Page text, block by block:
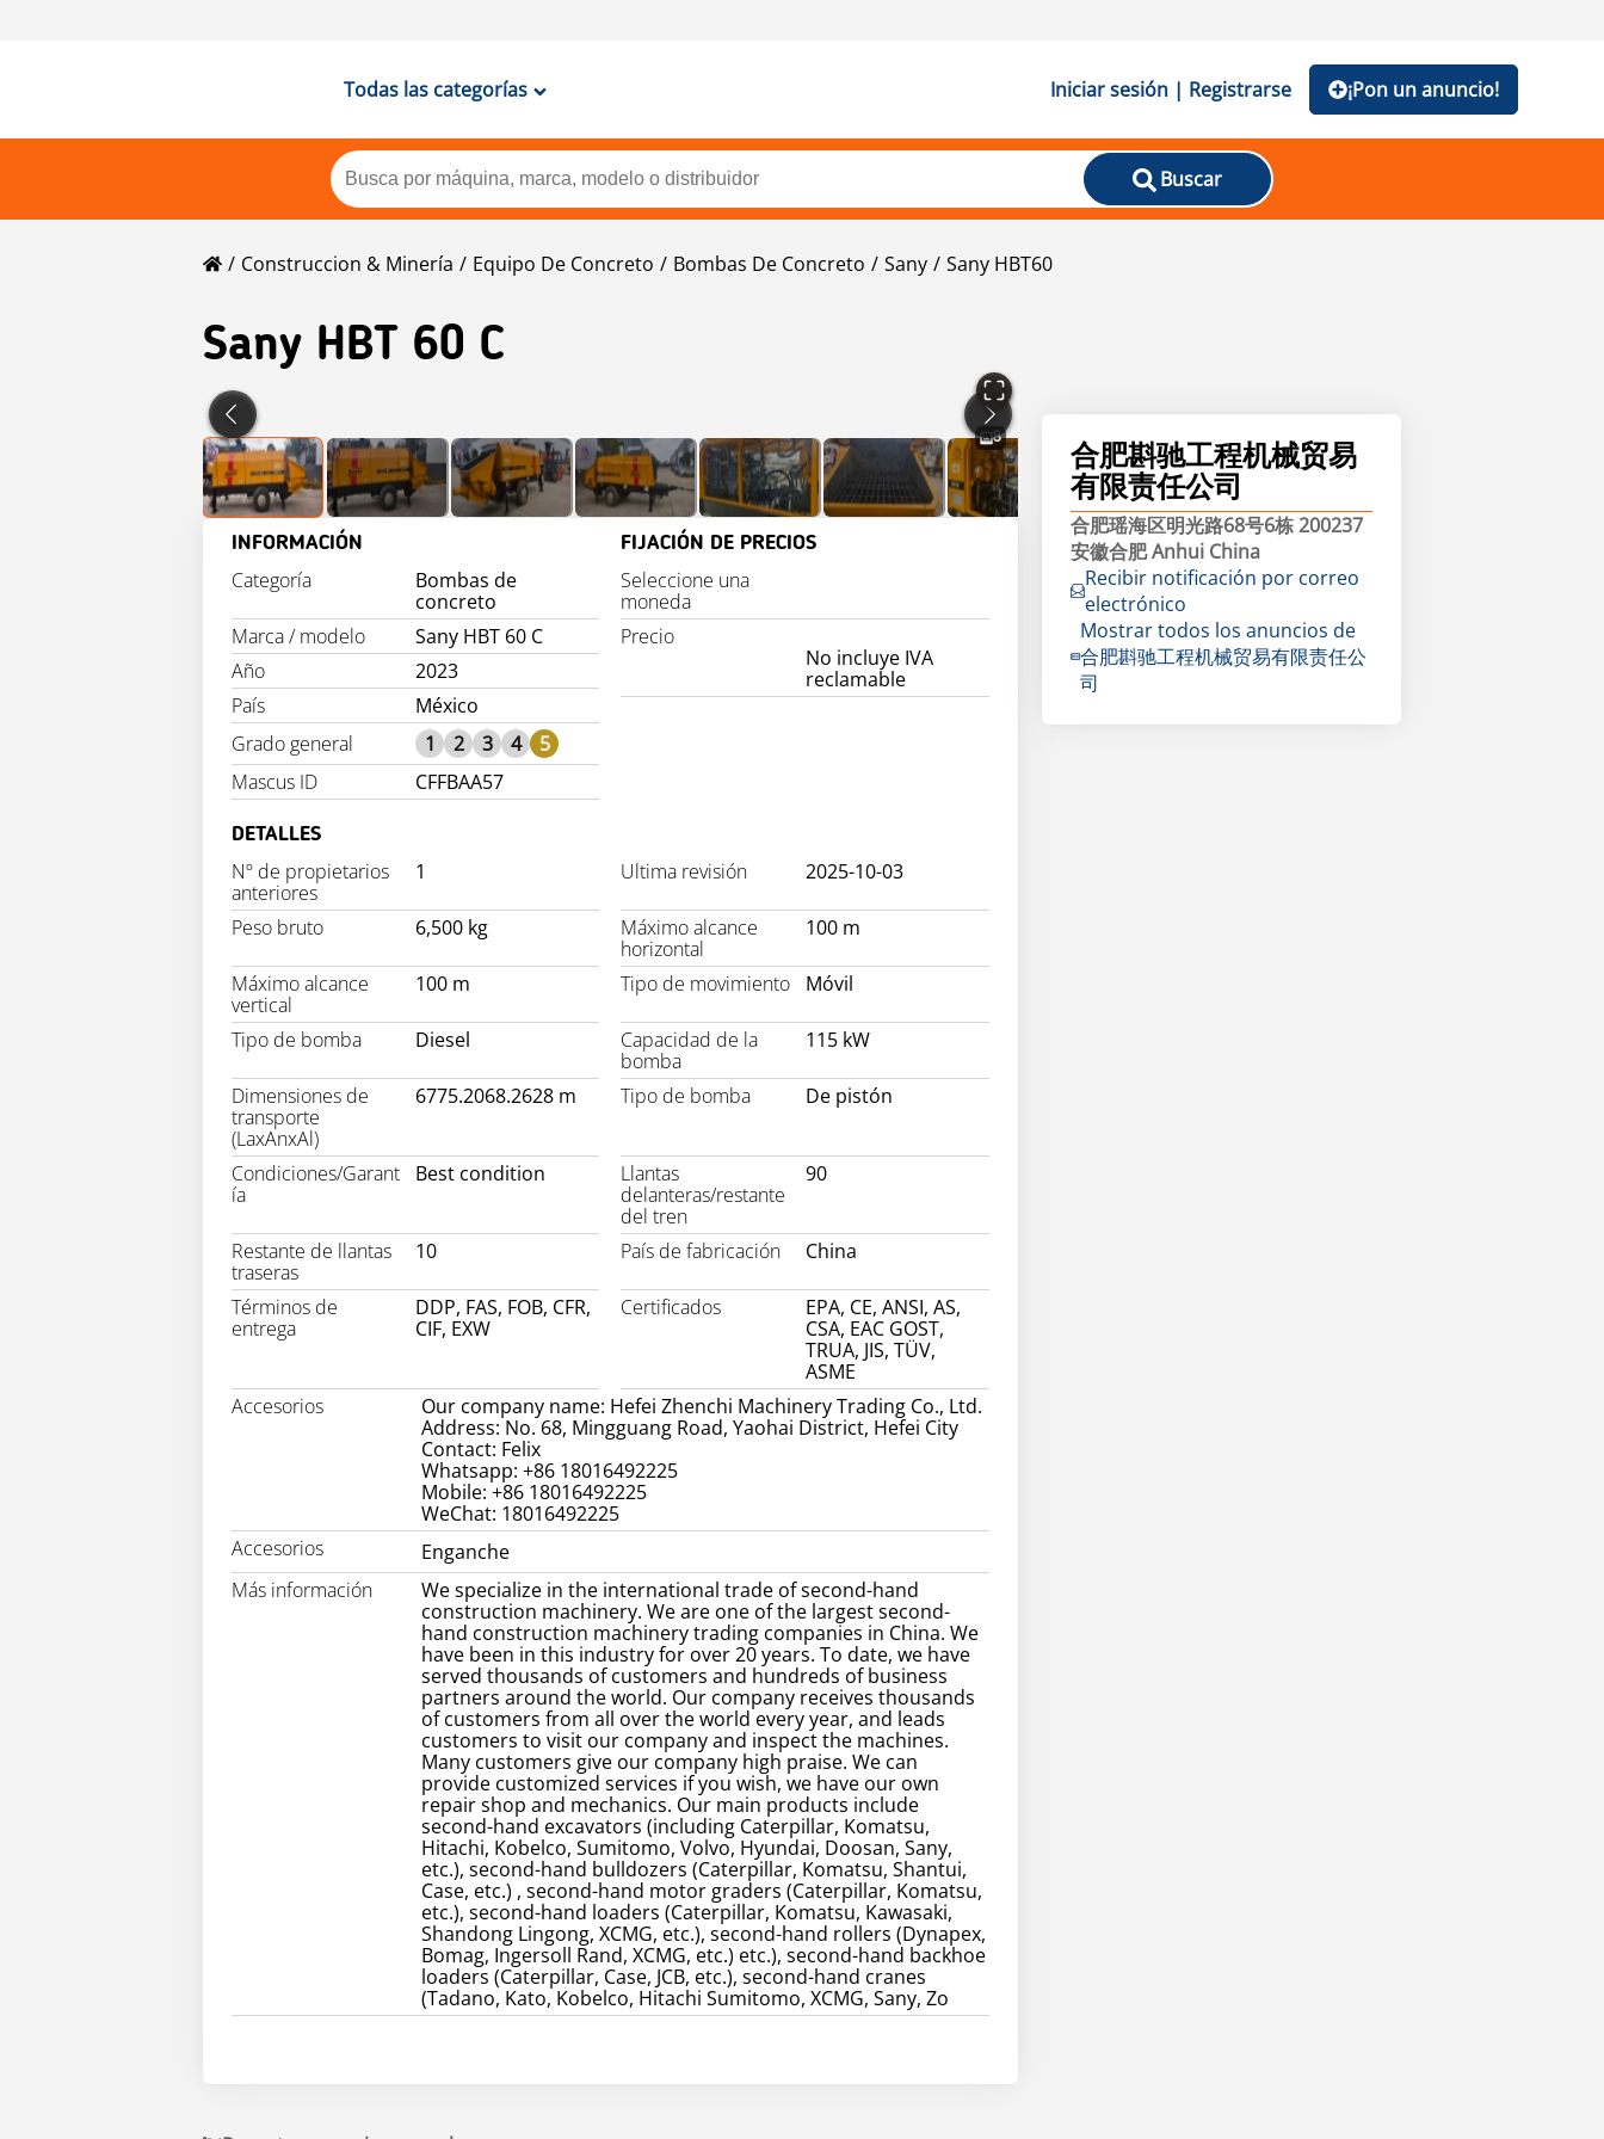
Todas las categorías Iniciar sesión | Registrarse ¡Pon un anuncio!
Buscar
Construccion & Minería Equipo De Concreto Bombas De Concreto Sany Sany HBT60
Sany HBT 60 C
8
INFORMACIÓN
Categoría
Bombas de
concreto
Marca / modelo
Sany HBT 60 C
Año
2023
País
México
Grado general
1 2 3 4
5
Mascus ID
CFFBAA57
FIJACIÓN DE PRECIOS
Seleccione una
moneda
Precio
No incluye IVA
reclamable
DETALLES
Nº de propietarios
anteriores
1 Ultima revisión 2025-10-03
Peso bruto 6,500 kg
Máximo alcance
horizontal
100 m
Máximo alcance
vertical
100 m Tipo de movimiento Móvil
Tipo de bomba Diesel
Capacidad de la
bomba
115 kW
Dimensiones de
transporte
(LaxAnxAl)
6775.2068.2628 m Tipo de bomba De pistón
Condiciones/Garant
ía
Best condition
Llantas
delanteras/restante
del tren
90
Restante de llantas
traseras
10 País de fabricación China
Términos de
entrega
DDP, FAS, FOB, CFR,
CIF, EXW
Certificados
EPA, CE, ANSI, AS,
CSA, EAC GOST,
TRUA, JIS, TÜV,
ASME
Accesorios
Our company name: Hefei Zhenchi Machinery Trading Co., Ltd.
Address: No. 68, Mingguang Road, Yaohai District, Hefei City
Contact: Felix
Whatsapp: +86 18016492225
Mobile: +86 18016492225
WeChat: 18016492225
Accesorios
Enganche
Más información
We specialize in the international trade of second-hand
construction machinery. We are one of the largest second-
hand construction machinery trading companies in China. We
have been in this industry for over 20 years. To date, we have
served thousands of customers and hundreds of business
partners around the world. Our company receives thousands
of customers from all over the world every year, and leads
customers to visit our company and inspect the machines.
Many customers give our company high praise. We can
provide customized services if you wish, we have our own
repair shop and mechanics. Our main products include
second-hand excavators (including Caterpillar, Komatsu,
Hitachi, Kobelco, Sumitomo, Volvo, Hyundai, Doosan, Sany,
etc.), second-hand bulldozers (Caterpillar, Komatsu, Shantui,
Case, etc.) , second-hand motor graders (Caterpillar, Komatsu,
etc.), second-hand loaders (Caterpillar, Komatsu, Kawasaki,
Shandong Lingong, XCMG, etc.), second-hand rollers (Dynapex,
Bomag, Ingersoll Rand, XCMG, etc.) etc.), second-hand backhoe
loaders (Caterpillar, Case, JCB, etc.), second-hand cranes
(Tadano, Kato, Kobelco, Hitachi Sumitomo, XCMG, Sany, Zo
合肥斟驰工程机械贸易
有限责任公司
合肥瑶海区明光路68号6栋 200237
安徽合肥 Anhui China
Recibir notificación por correo
electrónico
Mostrar todos los anuncios de
合肥斟驰工程机械贸易有限责任公
司